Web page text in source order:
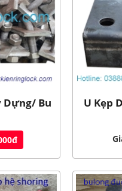
Dựng/ Bu
U Kẹp